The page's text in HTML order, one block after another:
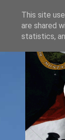
This site
are shared
statistics,